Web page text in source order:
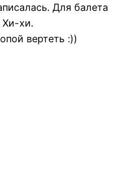
Для балета
Хи-хи.
вертеть :))